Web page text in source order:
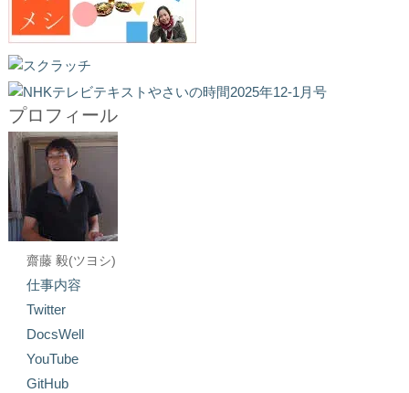
プロフィール
齋藤 毅(ツヨシ)
仕事内容
Twitter
DocsWell
YouTube
GitHub